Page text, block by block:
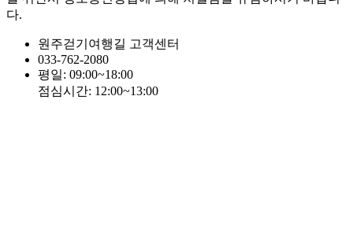
다.
원주걷기여행길 고객센터
033-762-2080
평일: 09:00~18:00
점심시간: 12:00~13:00